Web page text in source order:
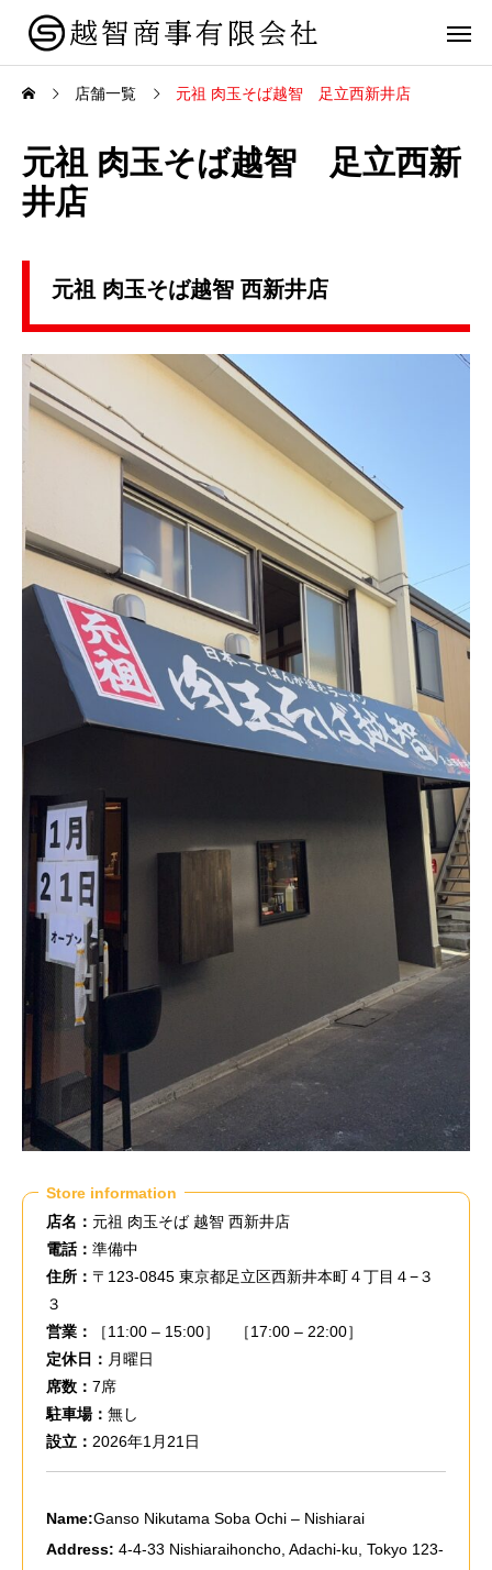
店舗一覧 元祖 肉玉そば越智 足立西新井店
元祖 肉玉そば越智 足立西新
井店
元祖 肉玉そば越智 西新井店
Store information
店名： 元祖 肉玉そば 越智 西新井店
電話： 準備中
住所： 〒123-0845 東京都足立区西新井本町４丁目４−３
３
営業：
［11:00 – 15:00］ ［17:00 – 22:00］
定休日： 月曜日
席数： 7席
駐車場： 無し
設立： 2026年1月21日
Name:Ganso Nikutama Soba Ochi – Nishiarai
Address: 4-4-33 Nishiaraihoncho, Adachi-ku, Tokyo 123-